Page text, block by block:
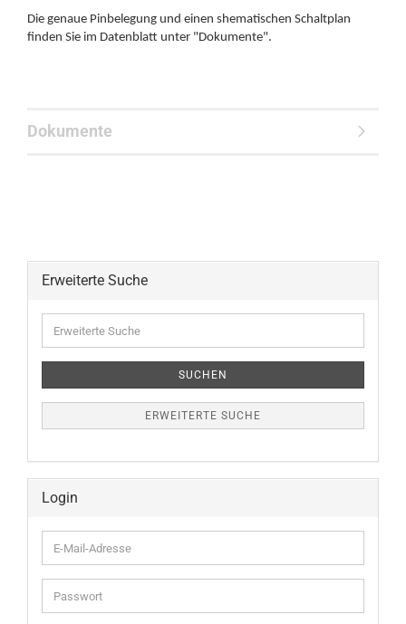
Die genaue Pinbelegung und einen shematischen Schaltplan
finden Sie im Datenblatt unter "Dokumente".
Dokumente
Erweiterte Suche
Suche
SUCHEN
ERWEITERTE SUCHE
Login
E-
Mail-
Adresse
Passwort